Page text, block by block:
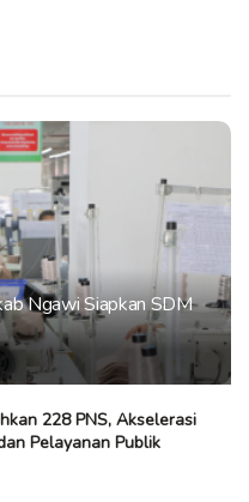
Ngawi Siapkan SDM
228 PNS, Akselerasi
Pelayanan Publik